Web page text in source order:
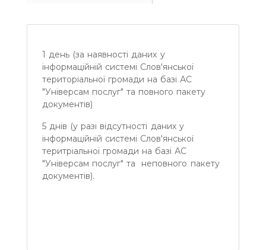
1 день (за наявності даних у
інформаційній системі Слов'янської
територіальної громади на базі АС
"Універсам послуг" та повного пакету
документів)
5 днів (у разі відсутності даних у
інформаційній системі Слов'янської
теритріальної громади на базі АС
"Універсам послуг" та неповного пакету
документів).